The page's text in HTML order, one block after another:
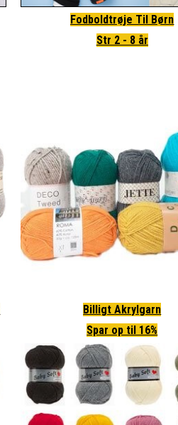
Fodboldtrøje Til Børn
Str 2 - 8 år
Billigt Akrylgarn
Spar op til 16%